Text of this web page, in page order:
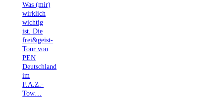
Was (mir)
wirklich
wichtig
ist. Die
frei&geist-
Tour von
PEN
Deutschland
im
F.A.Z.-
Tow…